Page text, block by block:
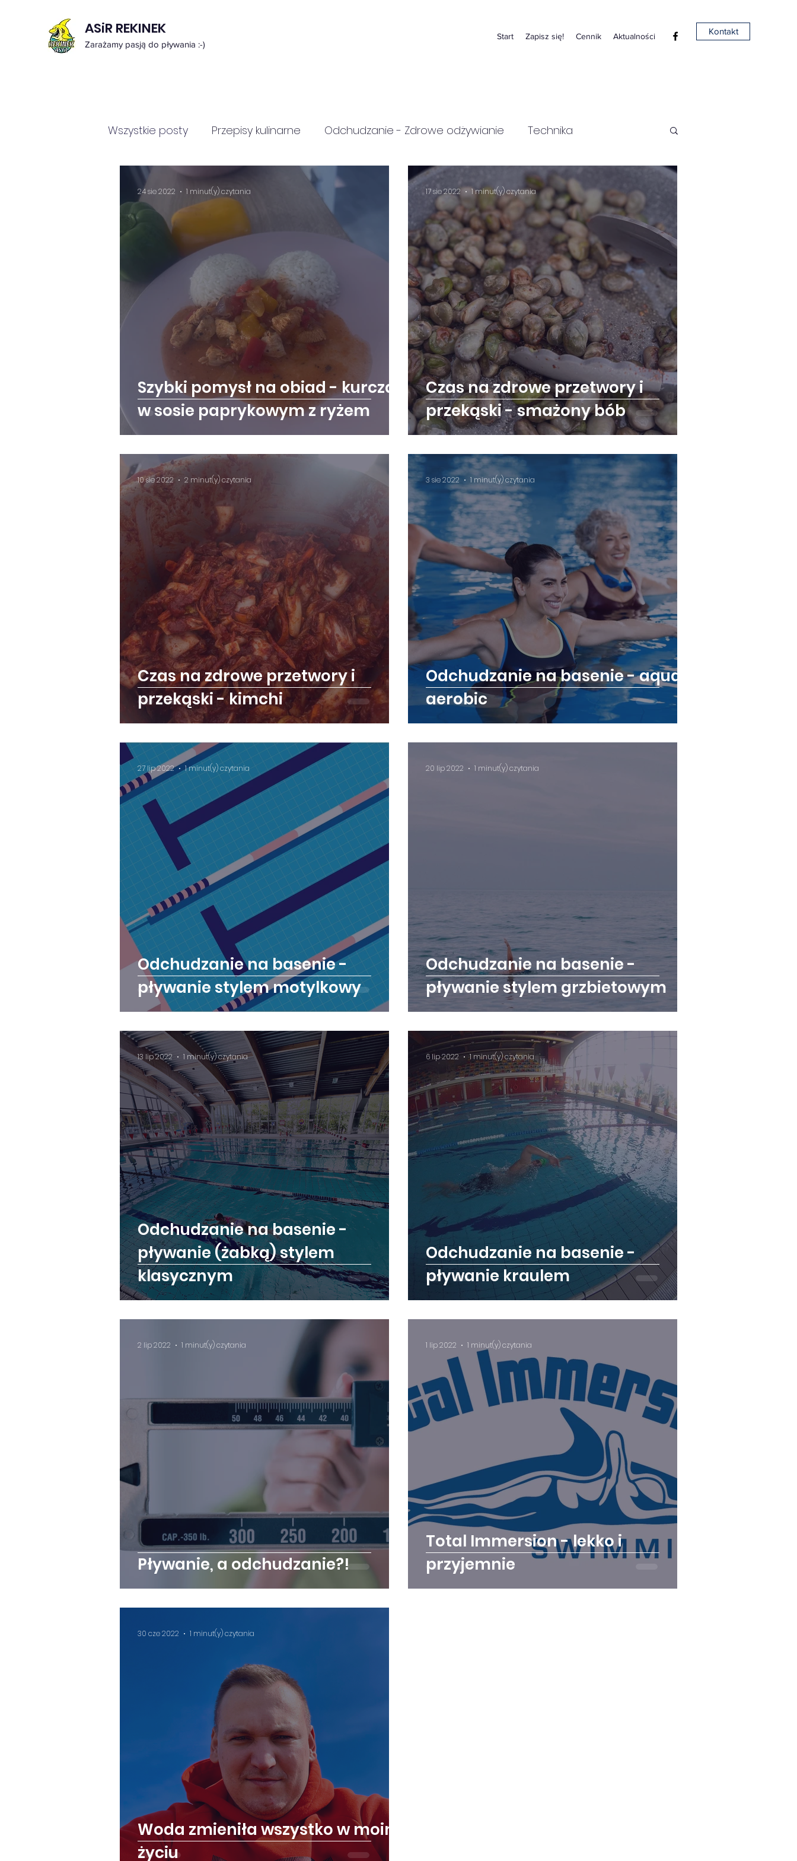
ASiR REKINEK
Zarażamy pasją do pływania :-)
Start Zapisz się! Cennik Aktualności Kontakt
Wszystkie posty Przepisy kulinarne Odchudzanie - Zdrowe odżywianie Technika
Szybki pomysł na obiad - kurczak
w sosie paprykowym z ryżem
24 sie 2022 1 minut(y) czytania
Czas na zdrowe przetwory i
przekąski - smażony bób
17 sie 2022 1 minut(y) czytania
Czas na zdrowe przetwory i
przekąski - kimchi
10 sie 2022 2 minut(y) czytania
Odchudzanie na basenie - aqua
aerobic
3 sie 2022 1 minut(y) czytania
Odchudzanie na basenie -
pływanie stylem motylkowy
27 lip 2022 1 minut(y) czytania
Odchudzanie na basenie -
pływanie stylem grzbietowym
20 lip 2022 1 minut(y) czytania
Odchudzanie na basenie -
pływanie (żabką) stylem
klasycznym
13 lip 2022 1 minut(y) czytania
Odchudzanie na basenie -
pływanie kraulem
6 lip 2022 1 minut(y) czytania
Pływanie, a odchudzanie?!
2 lip 2022 1 minut(y) czytania
Total Immersion - lekko i
przyjemnie
1 lip 2022 1 minut(y) czytania
Woda zmieniła wszystko w moim
życiu
30 cze 2022 1 minut(y) czytania